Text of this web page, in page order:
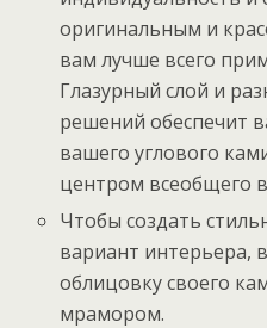
оригинальным и
вам лучше всего
Глазурный слой и
решений обеспечит
вашего углового
центром всеобщего
Чтобы создать
вариант интерьера,
облицовку своего
мрамором.